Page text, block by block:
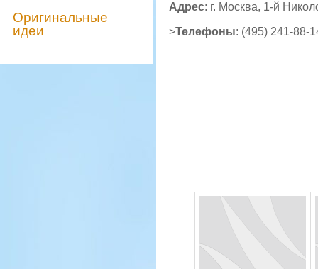
Оригинальные
идеи
Адрес: г. Москва, 1-й
>Телефоны: (495) 241-88-